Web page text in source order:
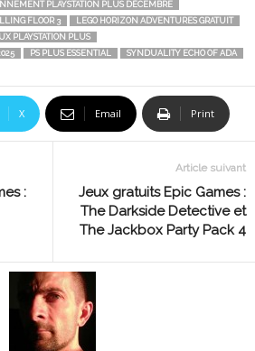
PLAYSTATION PLUS DÉCEMBRE
FLOOR 3
LEGO HORIZON ADVENTURES GRATUIT
PLAYSTATION PLUS
PS PLUS ESSENTIAL
SYNDUALITY ECHO OF ADA
X Email Print
:
Article suivant
Jeux gratuits Epic Games :
The Darkside Detective et
The Jackbox Party Pack 4